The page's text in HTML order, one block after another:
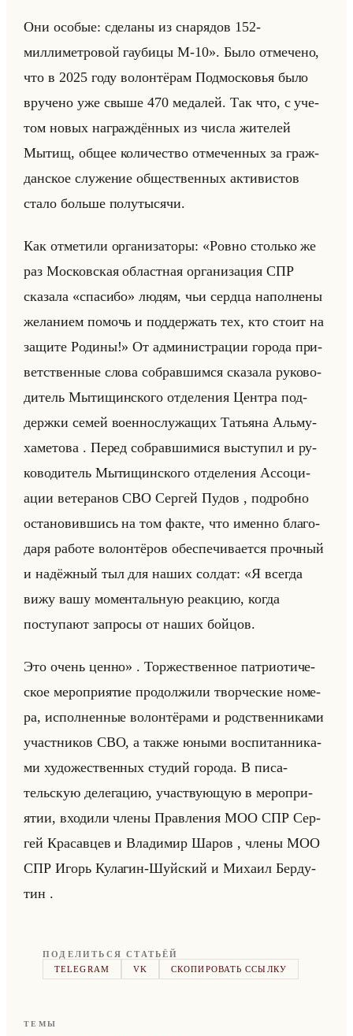
Они особые: сделаны из снарядов 152-
миллиметровой гаубицы М-10». Было от­ме­че­но,
что в 2025 году во­лон­тё­рам Под­мос­ко­вья было
вру­че­но уже свыше 470 ме­да­лей. Так что, с уче­
том новых на­граж­дён­ных из числа жи­те­лей
Мытищ, общее ко­ли­че­ство от­ме­чен­ных за граж­
дан­ское слу­же­ние об­ще­ствен­ных ак­ти­ви­стов
стало больше по­лу­ты­ся­чи.
Как от­ме­ти­ли ор­га­ни­за­то­ры: «Ровно столько же
раз Московская областная организация СПР
сказала «спасибо» людям, чьи серд­ца на­пол­не­ны
же­ла­ни­ем по­мочь и под­дер­жать тех, кто стоит на
за­щи­те Ро­ди­ны!» От ад­ми­ни­стра­ции го­ро­да при­
вет­ствен­ные слова со­брав­шим­ся ска­за­ла ру­ко­во­
ди­тель Мы­ти­щин­ско­го от­де­ле­ния Цен­тра под­
держ­ки семей во­ен­но­слу­жа­щих Та­тья­на Альму­
ха­ме­то­ва . Перед со­брав­ши­ми­ся вы­сту­пил и ру­
ко­во­ди­тель Мы­ти­щин­ско­го от­де­ле­ния Ас­со­ци­
ации ве­те­ра­нов СВО Сер­гей Пудов , по­дроб­но
оста­но­вив­шись на том факте, что имен­но бла­го­
да­ря ра­бо­те во­лон­тё­ров обес­пе­чи­ва­ет­ся проч­ный
и на­дёж­ный тыл для наших сол­дат: «Я всегда
вижу вашу моментальную реакцию, когда
поступают запросы от наших бойцов.
Это очень ценно» . Тор­же­ствен­ное пат­ри­оти­че­
ское ме­ро­при­ятие про­дол­жи­ли твор­че­ские но­ме­
ра, ис­пол­нен­ные во­лон­тё­ра­ми и род­ствен­ни­ка­ми
участ­ни­ков СВО, а также юными вос­пи­тан­ни­ка­
ми ху­до­же­ствен­ных сту­дий го­ро­да. В пи­са­
тельскую де­ле­га­цию, участ­ву­ющую в ме­ро­при­
ятии, вхо­ди­ли члены Прав­ле­ния МОО СПР Сер­
гей Кра­сав­цев и Вла­ди­мир Шаров , члены МОО
СПР Игорь Ку­ла­гин-Шуйский и Ми­ха­ил Бер­ду­
тин .
ПОДЕЛИТЬСЯ СТАТЬЁЙ
TELEGRAM
VK СКОПИРОВАТЬ ССЫЛКУ
ТЕМЫ